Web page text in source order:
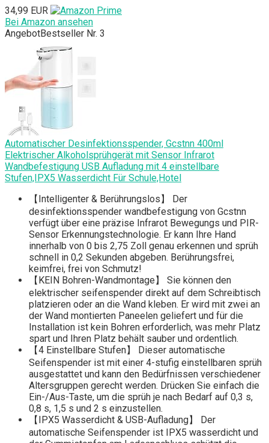
34,99 EUR
Bei Amazon ansehen
AngebotBestseller Nr. 3
Automatischer Desinfektionsspender, Gcstnn 400ml
Elektrischer Alkoholsprühgerät mit Sensor Infrarot
Wandbefestigung USB Aufladung mit 4 einstellbare
Stufen,IPX5 Wasserdicht Für Schule,Hotel
【Intelligenter & Berührungslos】 Der
desinfektionsspender wandbefestigung von Gcstnn
verfügt über eine präzise Infrarot Bewegungs und PIR-
Sensor Erkennungstechnologie. Er kann Ihre Hand
innerhalb von 0 bis 2,75 Zoll genau erkennen und sprüh
schnell in 0,2 Sekunden abgeben. Berührungsfrei,
keimfrei, frei von Schmutz!
【KEIN Bohren-Wandmontage】 Sie können den
elektrischer seifenspender direkt auf dem Schreibtisch
platzieren oder an die Wand kleben. Er wird mit zwei an
der Wand montierten Paneelen geliefert und für die
Installation ist kein Bohren erforderlich, was mehr Platz
spart und Ihren Platz behält sauber und ordentlich.
【4 Einstellbare Stufen】 Dieser automatische
Seifenspender ist mit einer 4-stufig einstellbaren sprüh
ausgestattet und kann den Bedürfnissen verschiedener
Altersgruppen gerecht werden. Drücken Sie einfach die
Ein-/Aus-Taste, um die sprüh je nach Bedarf auf 0,3 s,
0,8 s, 1,5 s und 2 s einzustellen.
【IPX5 Wasserdicht & USB-Aufladung】 Der
automatische Seifenspender ist IPX5 wasserdicht und